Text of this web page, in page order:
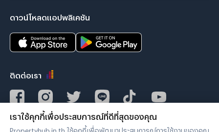
ดาวน์โหลดแอปพลิเคชัน
ติดต่อเรา
เราใช้คุกกี้เพื่อประสบการณ์ที่ดีที่สุดของคุณ
Propertyhub.in.th ใช้คุกกี้เพื่อพัฒนาประสบการณ์การใช้งานของคุณ